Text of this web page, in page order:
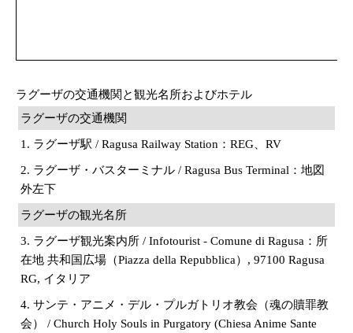
ラグーザの交通機関と観光名所およびホテル
ラグーザの交通機関
1. ラグーザ駅 / Ragusa Railway Station：REG、RV
2. ラグーザ・バスターミナル / Ragusa Bus Terminal：地図
外左下
ラグーザの観光名所
3. ラグーザ観光案内所 / Infotourist - Comune di Ragusa：所
在地 共和国広場（Piazza della Repubblica）, 97100 Ragusa
RG, イタリア
4. サンテ・アニメ・デル・プルガトリオ教会（魂の贖罪教
会） / Church Holy Souls in Purgatory (Chiesa Anime Sante